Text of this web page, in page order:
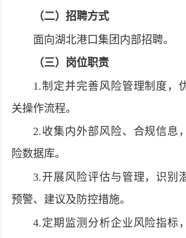
（二）招聘方式
面向湖北港口集团内部招聘。
（三）岗位职责
1.制定并完善风险管理制度，
关操作流程。
2.收集内外部风险、合规信息
险数据库。
3.开展风险评估与管理，识别
预警、建议及防控措施。
4.定期监测分析企业风险指标